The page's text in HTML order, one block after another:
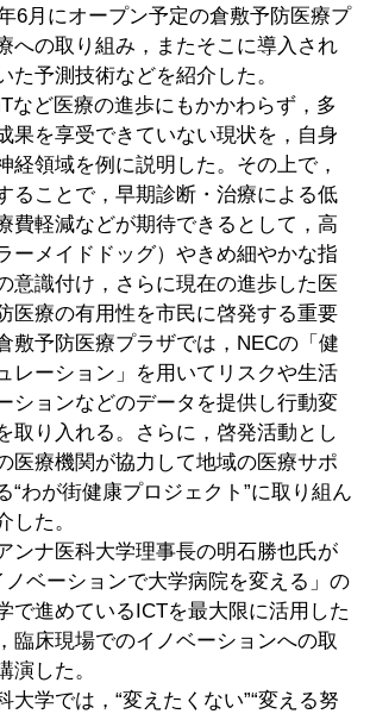
6月にオープン予定の倉敷予防医療プ
への取り組み，またそこに導入され
た予測技術などを紹介した。
など医療の進歩にもかかわらず，多
果を享受できていない現状を，自身
経領域を例に説明した。その上で，
ることで，早期診断・治療による低
費軽減などが期待できるとして，高
ーメイドドッグ）やきめ細やかな指
意識付け，さらに現在の進歩した医
医療の有用性を市民に啓発する重要
敷予防医療プラザでは，NECの「健
レーション」を用いてリスクや生活
ションなどのデータを提供し行動変
取り入れる。さらに，啓発活動とし
医療機関が協力して地域の医療サポ
“わが街健康プロジェクト”に取り組ん
した。
ンナ医科大学理事長の明石勝也氏が
ベーションで大学病院を変える」の
で進めているICTを最大限に活用した
臨床現場でのイノベーションへの取
演した。
大学では，“変えたくない”“変える努